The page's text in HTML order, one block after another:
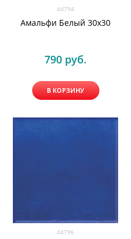
44794
Амальфи Белый 30x30
790 руб.
В КОРЗИНУ
44796